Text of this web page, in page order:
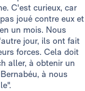
C'est curieux, car
joué contre eux et
un mois. Nous
jour, ils ont fait
forces. Cela doit
aller, à obtenir un
à nous